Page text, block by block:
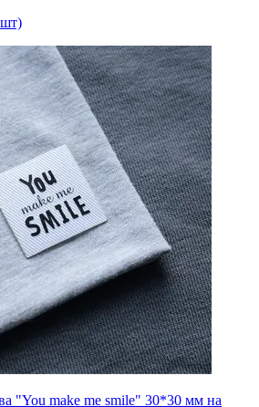
"You make me smile" 30*30 мм на